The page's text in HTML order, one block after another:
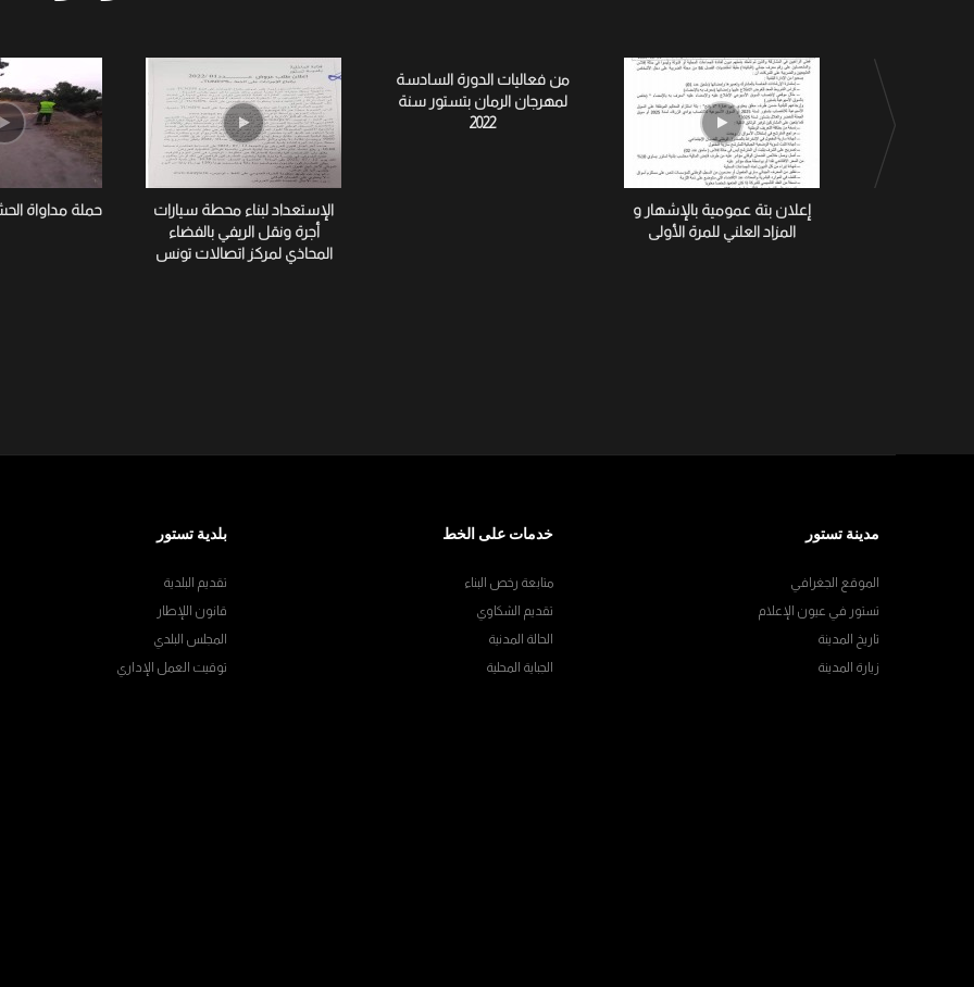
إعلان بتة عمومية بالإشهار و
المزاد العلني للمرة الأولى
من فعاليات الدورة السادسة
لمهرجان الرمان بتستور سنة
2022
الإستعداد لبناء محطة سيارات
أجرة ونقل الريفي بالفضاء
المحاذي لمركز اتصالات تونس
حملة مداواة
مدينة تستور
الموقع الجغرافي
تستور في عيون الإعلام
تاريخ المدينة
زيارة المدينة
خدمات على الخط
متابعة رخص البناء
تقديم الشكاوي
الحالة المدنية
الجباية المحلية
بلدية تستور
تقديم البلدية
قانون اللإطار
المجلس البلدي
توقيت العمل الإداري